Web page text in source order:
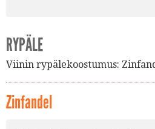
RYPÄLE
Viinin rypälekoostumus:
Zinfandel